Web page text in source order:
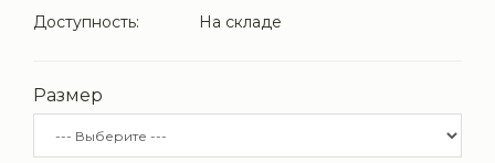
Доступность:
На складе
Размер